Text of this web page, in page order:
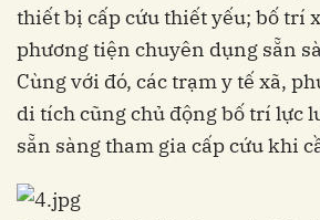
thiết bị cấp cứu thiết yếu; bố trí
phương tiện chuyên dụng sẵn
Cùng với đó, các trạm y tế xã,
di tích cũng chủ động bố trí lực
sẵn sàng tham gia cấp cứu khi